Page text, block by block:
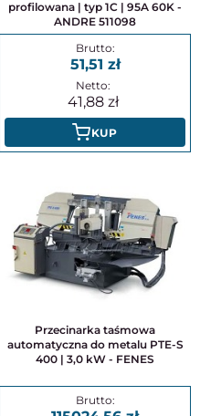
profilowana | typ 1C | 95A 60K -
ANDRE 511098
51,51
41,88
KUP
Przecinarka taśmowa
automatyczna do metalu PTE-S
400 | 3,0 kW - FENES